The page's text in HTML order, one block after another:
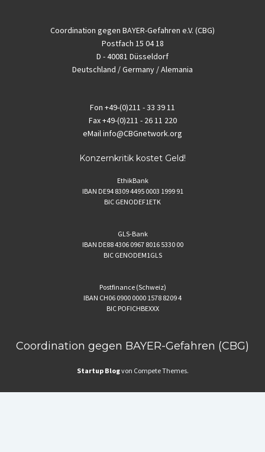
Coordination gegen BAYER-Gefahren e.V. (CBG)
Postfach 15 04 18
D - 40081 Düsseldorf
Deutschland / Germany / Alemania
Fon +49-(0)211 - 33 39 11
Fax+49-(0)211 - 26 11 220
eMailinfo@CBGnetwork.org
Konzernkritik kostet Geld!
EthikBank
IBAN DE94 8309 4495 0003 1999 91
BIC GENODEF1ETK
GLS-Bank
IBAN DE88 4306 0967 8016 5330 00
BIC GENODEM1GLS
Postfinance (Schweiz)
IBAN CH06 0900 0000 1578 8209 4
BIC POFICHBEXXX
Coordination gegen BAYER-Gefahren (CBG)
Startup Blogvon Compete Themes.